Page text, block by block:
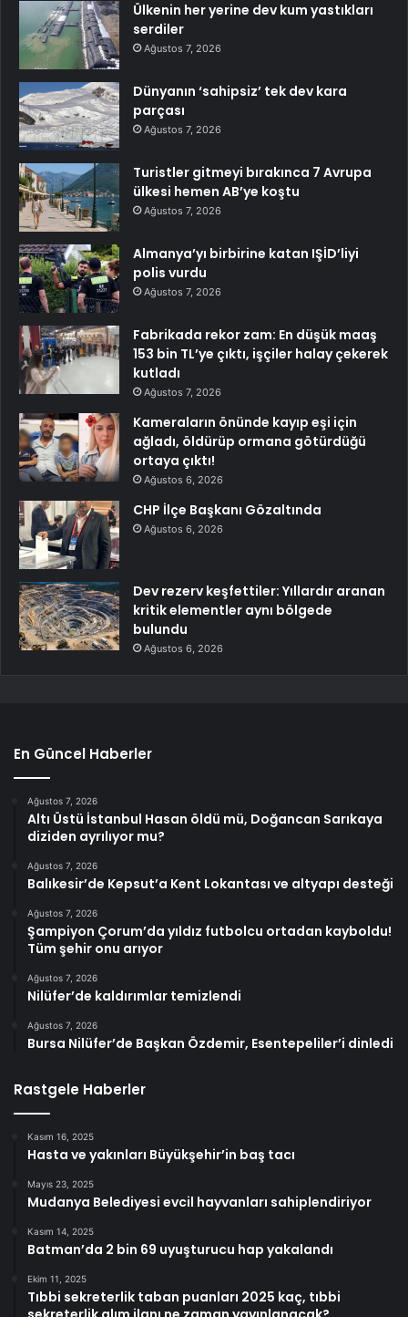
Ülkenin her yerine dev kum yastıkları
serdiler
Ağustos 7, 2026
Dünyanın ‘sahipsiz’ tek dev kara
parçası
Ağustos 7, 2026
Turistler gitmeyi bırakınca 7 Avrupa
ülkesi hemen AB’ye koştu
Ağustos 7, 2026
Almanya’yı birbirine katan IŞİD’liyi
polis vurdu
Ağustos 7, 2026
Fabrikada rekor zam: En düşük maaş
153 bin TL’ye çıktı, işçiler halay çekerek
kutladı
Ağustos 7, 2026
Kameraların önünde kayıp eşi için
ağladı, öldürüp ormana götürdüğü
ortaya çıktı!
Ağustos 6, 2026
CHP İlçe Başkanı Gözaltında
Ağustos 6, 2026
Dev rezerv keşfettiler: Yıllardır aranan
kritik elementler aynı bölgede
bulundu
Ağustos 6, 2026
En Güncel Haberler
Ağustos 7, 2026
Altı Üstü İstanbul Hasan öldü mü, Doğancan Sarıkaya
diziden ayrılıyor mu?
Ağustos 7, 2026
Balıkesir’de Kepsut’a Kent Lokantası ve altyapı desteği
Ağustos 7, 2026
Şampiyon Çorum’da yıldız futbolcu ortadan kayboldu!
Tüm şehir onu arıyor
Ağustos 7, 2026
Nilüfer’de kaldırımlar temizlendi
Ağustos 7, 2026
Bursa Nilüfer’de Başkan Özdemir, Esentepeliler’i dinledi
Rastgele Haberler
Kasım 16, 2025
Hasta ve yakınları Büyükşehir’in baş tacı
Mayıs 23, 2025
Mudanya Belediyesi evcil hayvanları sahiplendiriyor
Kasım 14, 2025
Batman’da 2 bin 69 uyuşturucu hap yakalandı
Ekim 11, 2025
Tıbbi sekreterlik taban puanları 2025 kaç, tıbbi